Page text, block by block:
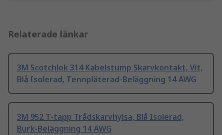
Relaterade länkar
3M Scotchlok 314 Kabelstump Skarvkontakt, Vit,
Blå Isolerad, Tennpläterad-Beläggning 14 AWG
3M 952 T-tapp Trådskarvhylsa, Blå Isolerad,
Burk-Beläggning 14 AWG